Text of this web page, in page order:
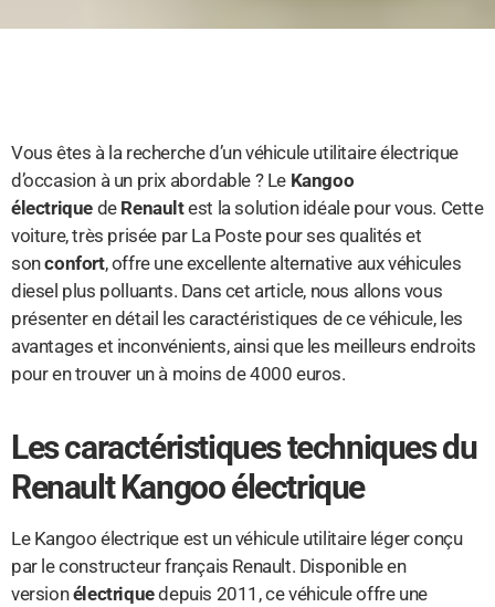
Vous êtes à la recherche d’un véhicule utilitaire électrique
d’occasion à un prix abordable ? Le Kangoo
électrique de Renaultest la solution idéale pour vous. Cette
voiture, très prisée par La Poste pour ses qualités et
sonconfort, offre une excellente alternative aux véhicules
diesel plus polluants. Dans cet article, nous allons vous
présenter en détail les caractéristiques de ce véhicule, les
avantages et inconvénients, ainsi que les meilleurs endroits
pour en trouver un à moins de 4000 euros.
Les caractéristiques techniques du
Renault Kangoo électrique
Le Kangoo électrique est un véhicule utilitaire léger conçu
par le constructeur français Renault. Disponible en
versionélectriquedepuis 2011, ce véhicule offre une